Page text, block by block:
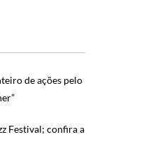
de ações pelo
Festival; confira a